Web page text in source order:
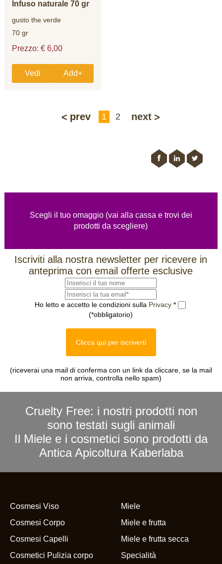
Infuso naturale 70 gr
gusto the verde
70 gr
Prezzo: € 6,00
Vedi Add+
prev 1 2 next
Scegli il tuo omaggio (vai alla cassa e trovi dei
prodotti da scegliere)
Iscriviti alla nostra newsletter per ricevere in
anteprima con email offerte esclusive
Ho letto e accetto le condizioni sulla Privacy *
(*obbligatorio)
Clicca qui per iscriverti
(riceverai una mail di conferma con un link da cliccare, se la mail
non arriva, controlla nello spam)
Cruelty Free: i nostri prodotti non
sono testati sugli animali
Il Miele e i cosmetici sono prodotti da
Antica Apicoltura Kaberlaba
Cosmesi Viso
Cosmesi Corpo
Cosmesi Capelli
Cosmetici Pulizia corpo
Miele
Miele e frutta
Miele e frutta secca
Specialità